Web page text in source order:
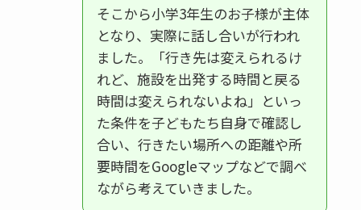
そこから小学3年生のお子様が主体
となり、実際に話し合いが行われ
ました。「行き先は変えられるけ
れど、施設を出発する時間と戻る
時間は変えられないよね」といっ
た条件を子どもたち自身で確認し
合い、行きたい場所への距離や所
要時間をGoogleマップなどで調べ
ながら考えていきました。